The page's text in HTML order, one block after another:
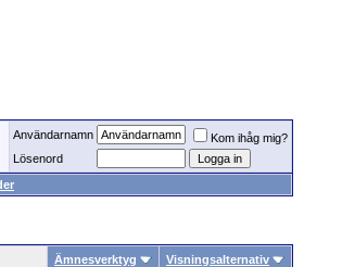
Användarnamn
Kom ihåg mig?
Lösenord
Ämnesverktyg Visningsalternativ